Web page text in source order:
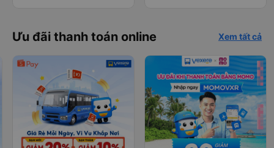
Ưu đãi thanh toán online Xem tất cả